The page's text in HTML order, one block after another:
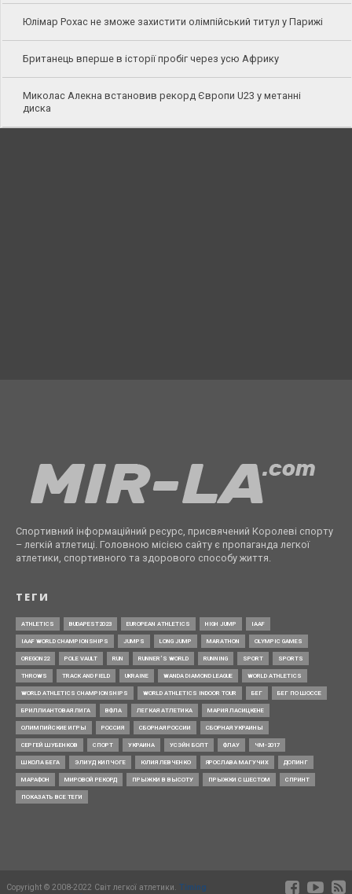
Юлімар Рохас не зможе захистити олімпійський титул у Парижі
Британець вперше в історії пробіг через усю Африку
Миколас Алекна встановив рекорд Європи U23 у метанні
диска
Спортивний інформаційний ресурс, присвячений Королеві спорту
– легкій атлетиці. Головною місією сайту є пропаганда легкої
атлетики, спортивного та здорового способу життя.
ТЕГИ
ATHLETICS BUDAPEST2023 EUROPEAN ATHLETICS HIGH JUMP IAAF
IAAF WORLD CHAMPIONSHIPS JUMPS LONG JUMP MARATHON OLYMPIC GAMES
OREGON22 POLE VAULT RUN RUNNER’S WORLD RUNNING SPORT SPORTS
THROWS TRACK AND FIELD UKRAINE WANDA DIAMOND LEAGUE WORLD ATHLETICS
WORLD ATHLETICS CHAMPIONSHIPS WORLD ATHLETICS INDOOR TOUR БЕГ БЕГ ПО ШОССЕ
БРИЛЛИАНТОВАЯ ЛИГА ВФЛА ЛЕГКАЯ АТЛЕТИКА МАРИЯ ЛАСИЦКЕНЕ
ОЛИМПИЙСКИЕ ИГРЫ РОССИЯ СБОРНАЯ РОССИИ СБОРНАЯ УКРАИНЫ
СЕРГЕЙ ШУБЕНКОВ СПОРТ УКРАИНА УСЭЙН БОЛТ ФЛАУ ЧМ-2017
ШКОЛА БЕГА ЭЛИУД КИПЧОГЕ ЮЛИЯ ЛЕВЧЕНКО ЯРОСЛАВА МАГУЧИХ ДОПИНГ
МАРАФОН МИРОВОЙ РЕКОРД ПРЫЖКИ В ВЫСОТУ ПРЫЖКИ С ШЕСТОМ СПРИНТ
ПОКАЗАТЬ ВСЕ ТЕГИ
Copyright © 2008-2022 Світ легкої атлетики. Timing